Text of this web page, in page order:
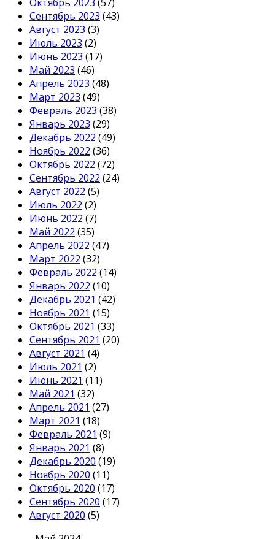
Сентябрь 2023 (43)
Август 2023 (3)
Июль 2023 (2)
Июнь 2023 (17)
Май 2023 (46)
Апрель 2023 (48)
Март 2023 (49)
Февраль 2023 (38)
Январь 2023 (29)
Декабрь 2022 (49)
Ноябрь 2022 (36)
Октябрь 2022 (72)
Сентябрь 2022 (24)
Август 2022 (5)
Июль 2022 (2)
Июнь 2022 (7)
Май 2022 (35)
Апрель 2022 (47)
Март 2022 (32)
Февраль 2022 (14)
Январь 2022 (10)
Декабрь 2021 (42)
Ноябрь 2021 (15)
Октябрь 2021 (33)
Сентябрь 2021 (20)
Август 2021 (4)
Июль 2021 (2)
Июнь 2021 (11)
Май 2021 (32)
Апрель 2021 (27)
Март 2021 (18)
Февраль 2021 (9)
Январь 2021 (8)
Декабрь 2020 (19)
Ноябрь 2020 (11)
Октябрь 2020 (17)
Сентябрь 2020 (17)
Август 2020 (5)